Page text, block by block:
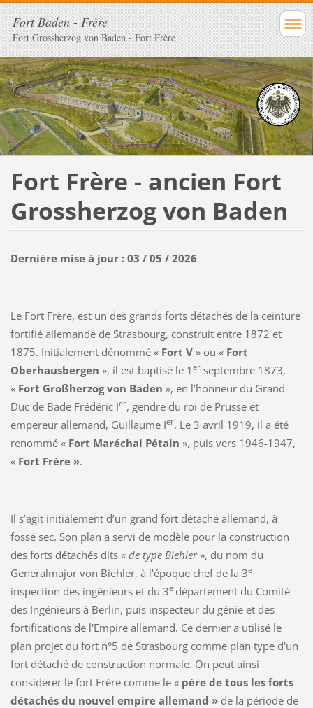
Fort Baden - Frère
Fort Grossherzog von Baden - Fort Frère
Fort Frère - ancien Fort
Grossherzog von Baden
Dernière mise à jour : 03 / 05 / 2026
Le Fort Frère, est un des grands forts détachés de la ceinture
fortifié allemande de Strasbourg, construit entre 1872 et
1875. Initialement dénommé « Fort V» ou « Fort
Oberhausbergen », il est baptisé le 1 erseptembre 1873,
« Fort Großherzog von Baden », en l’honneur du Grand-
Duc de Bade Frédéric Ier, gendre du roi de Prusse et
empereur allemand, Guillaume Ier. Le 3 avril 1919, il a été
renommé « Fort Maréchal Pétain », puis vers 1946-1947,
« Fort Frère».
Il s’agit initialement d’un grand fort détaché allemand, à
fossé sec. Son plan a servi de modèle pour la construction
des forts détachés dits « de type Biehler», du nom du
Generalmajor von Biehler, à l'époque chef de la 3e
inspection des ingénieurs et du 3e département du Comité
des Ingénieurs à Berlin, puis inspecteur du génie et des
fortifications de l'Empire allemand. Ce dernier a utilisé le
plan projet du fort n°5 de Strasbourg comme plan type d'un
fort détaché de construction normale. On peut ainsi
considérer le fort Frère comme le « père de tous les forts
détachés du nouvel empire allemand »de la période de